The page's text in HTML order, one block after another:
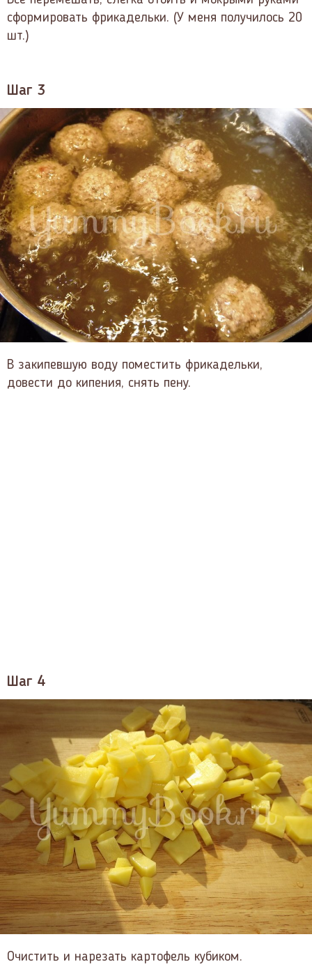
сформировать фрикадельки. (У меня получилось 20
шт.)
Шаг 3
В закипевшую воду поместить фрикадельки,
довести до кипения, снять пену.
Шаг 4
Очистить и нарезать картофель кубиком.